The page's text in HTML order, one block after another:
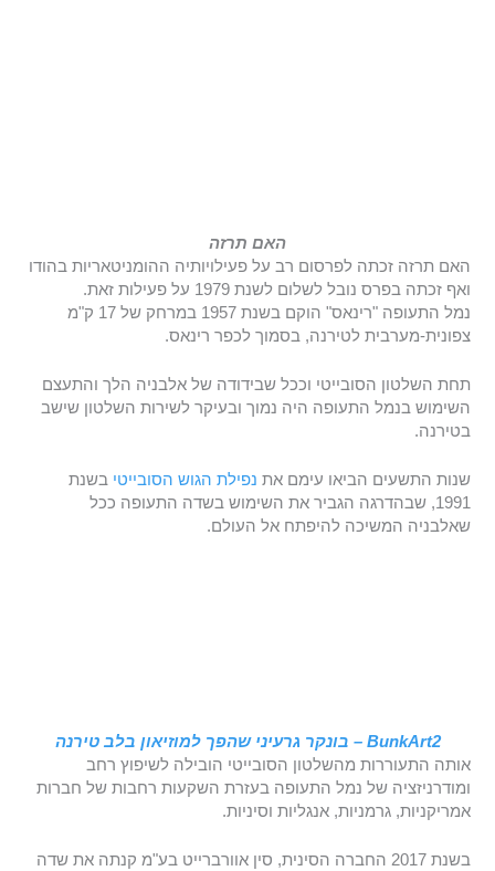
האם תרזה
האם תרזה זכתה לפרסום רב על פעילויותיה ההומניטאריות בהודו
ואף זכתה בפרס נובל לשלום לשנת 1979 על פעילות זאת.
נמל התעופה "רינאס" הוקם בשנת 1957 במרחק של 17 ק"מ
צפונית-מערבית לטירנה, בסמוך לכפר רינאס.
תחת השלטון הסובייטי וככל שבידודה של אלבניה הלך והתעצם
השימוש בנמל התעופה היה נמוך ובעיקר לשירות השלטון שישב
בטירנה.
שנות התשעים הביאו עימם את נפילת הגוש הסובייטי בשנת
1991, שבהדרגה הגביר את השימוש בשדה התעופה ככל
שאלבניה המשיכה להיפתח אל העולם.
BunkArt2 – בונקר גרעיני שהפך למוזיאון בלב טירנה
אותה התעוררות מהשלטון הסובייטי הובילה לשיפוץ רחב
ומודרניזציה של נמל התעופה בעזרת השקעות רחבות של חברות
אמריקניות, גרמניות, אנגליות וסיניות.
בשנת 2017 החברה הסינית, סין אוורברייט בע"מ קנתה את שדה